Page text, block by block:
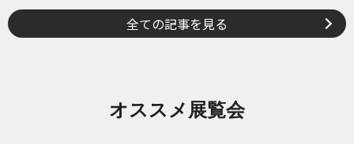
全ての記事を見る
オススメ展覧会